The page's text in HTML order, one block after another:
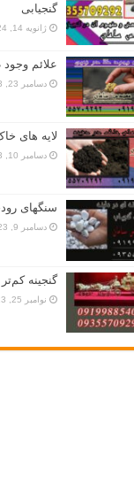
گنجیابی
ژانویه 14, 2024
علائم وجود
دسامبر 23, 2023
لایه های
دسامبر 10, 2023
سنگهای
دسامبر 9, 2023
گنجینه
نوامبر 25, 2023